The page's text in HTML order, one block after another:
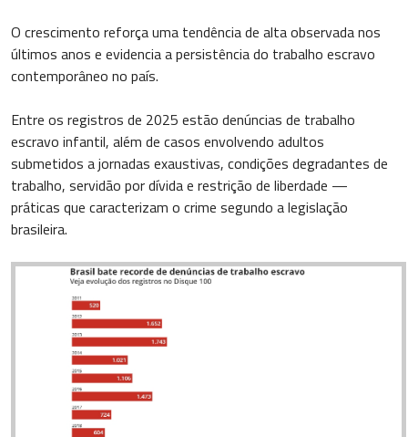
O crescimento reforça uma tendência de alta observada nos
últimos anos e evidencia a persistência do trabalho escravo
contemporâneo no país.
Entre os registros de 2025 estão denúncias de trabalho
escravo infantil, além de casos envolvendo adultos
submetidos a jornadas exaustivas, condições degradantes de
trabalho, servidão por dívida e restrição de liberdade —
práticas que caracterizam o crime segundo a legislação
brasileira.